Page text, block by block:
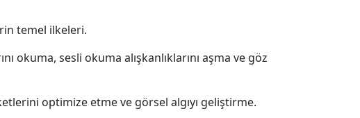
temel ilkeleri.
okuma, sesli okuma alışkanlıklarını aşma ve göz
optimize etme ve görsel algıyı geliştirme.